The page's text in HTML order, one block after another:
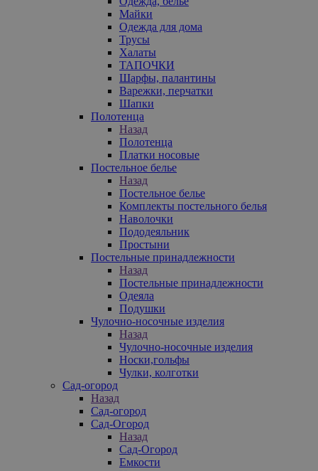
Майки
Одежда для дома
Трусы
Халаты
ТАПОЧКИ
Шарфы, палантины
Варежки, перчатки
Шапки
Полотенца
Назад
Полотенца
Платки носовые
Постельное белье
Назад
Постельное белье
Комплекты постельного белья
Наволочки
Пододеяльник
Простыни
Постельные принадлежности
Назад
Постельные принадлежности
Одеяла
Подушки
Чулочно-носочные изделия
Назад
Чулочно-носочные изделия
Носки,гольфы
Чулки, колготки
Сад-огород
Назад
Сад-огород
Сад-Огород
Назад
Сад-Огород
Емкости